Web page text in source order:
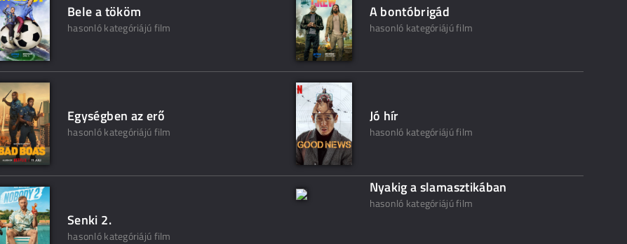
Bele a tököm
hasonló kategóriájú film
A bontóbrigád
hasonló kategóriájú film
Egységben az erő
hasonló kategóriájú film
Jó hír
hasonló kategóriájú film
Senki 2.
hasonló kategóriájú film
Nyakig a slamasztikában
hasonló kategóriájú film